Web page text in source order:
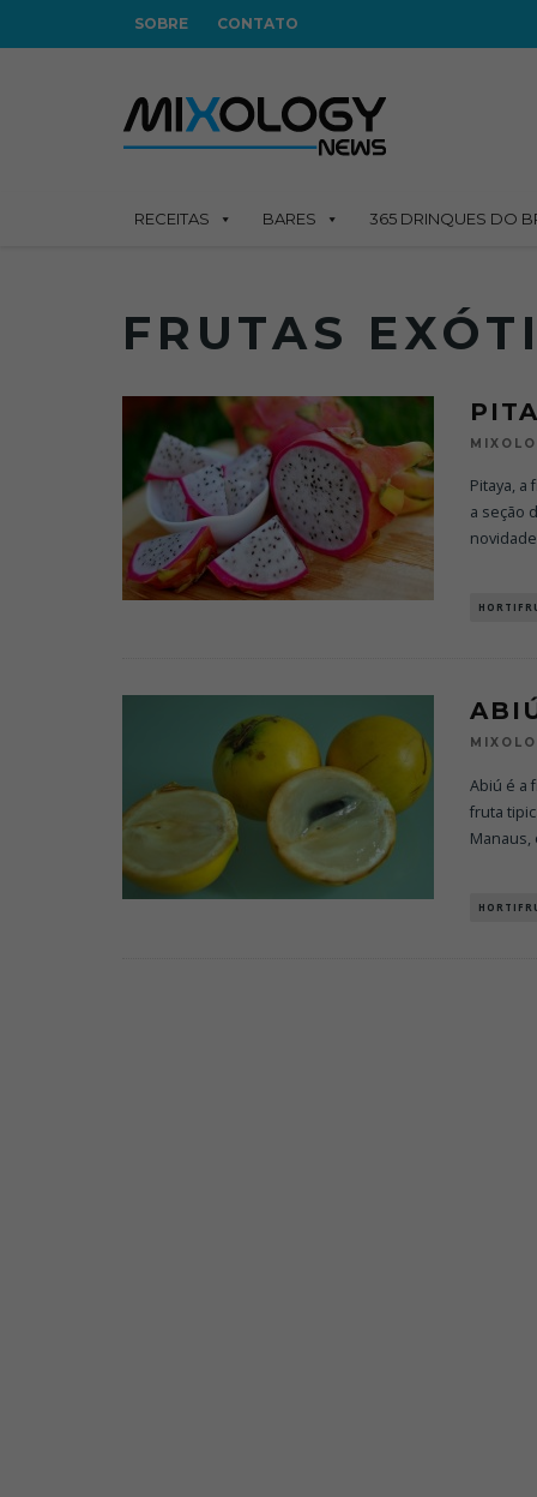
SOBRE CONTATO
RECEITAS BARES 365 DRINQUES DO
FRUTAS
Pitaya,
a seção
Abiú é a
fruta